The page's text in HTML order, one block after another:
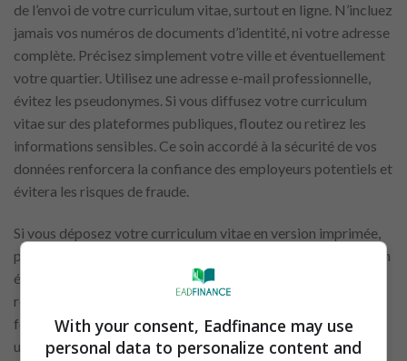
de l’envoi de votre curriculum vitae, surtout en ligne. N’incluez
jamais vos numéros de documents d’identité, ni votre adresse
complète. Précisez simplement votre ville et éventuellement
votre quartier. Utilisez une adresse e-mail professionnelle,
évitez les pseudonymes. Si vous diffusez votre curriculum
vitae sur des plateformes publiques, floutez ou retirez les
informations sensibles. Ce soin accordé à la sécurité de vos
données renforcera la confiance des employeurs potentiels et
évitera les risques de fraude.
Si vous déposez votre curriculum vitae en version imprimée,
privilégiez une présentation propre et soignée : papier en bon
état, sans plis ni taches. Cela montre du respect pour le
recruteur. Pour les envois numériques, utilisez toujours le
format PDF, ce qui garantit une mise en page stable. Donnez
un nom clair à votre fichier, tel que «
With your consent, Eadfinance may use
personal data to personalize content and